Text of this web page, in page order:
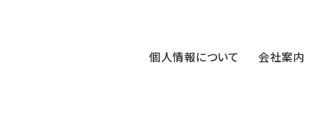
個人情報について 会社案内